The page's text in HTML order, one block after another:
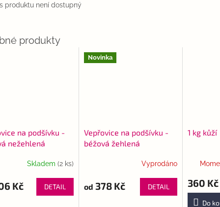
produktu není dostupný
na podšívku -
nežehlená
Skladem (2 ks)
Kč DETAIL
Novinka
Vepřovice na podšívku -
béžová žehlená
Vyprodáno
od 378 Kč DETAIL
1 kg kůží
360 Kč
Do